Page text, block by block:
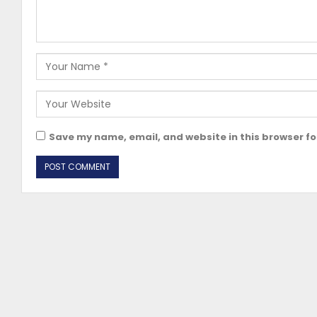
Save my name, email, and website in this browser